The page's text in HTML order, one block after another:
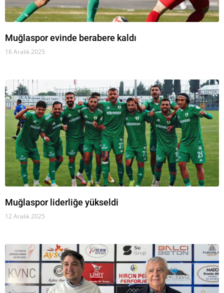
Muğlaspor evinde berabere kaldı
16 Aralık 2025
Muğlaspor liderliğe yükseldi
12 Aralık 2025